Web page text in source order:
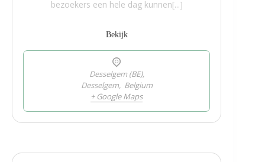
bezoekers een hele dag kunnen[...]
Bekijk
Desselgem (BE),
Desselgem, Belgium
+ Google Maps